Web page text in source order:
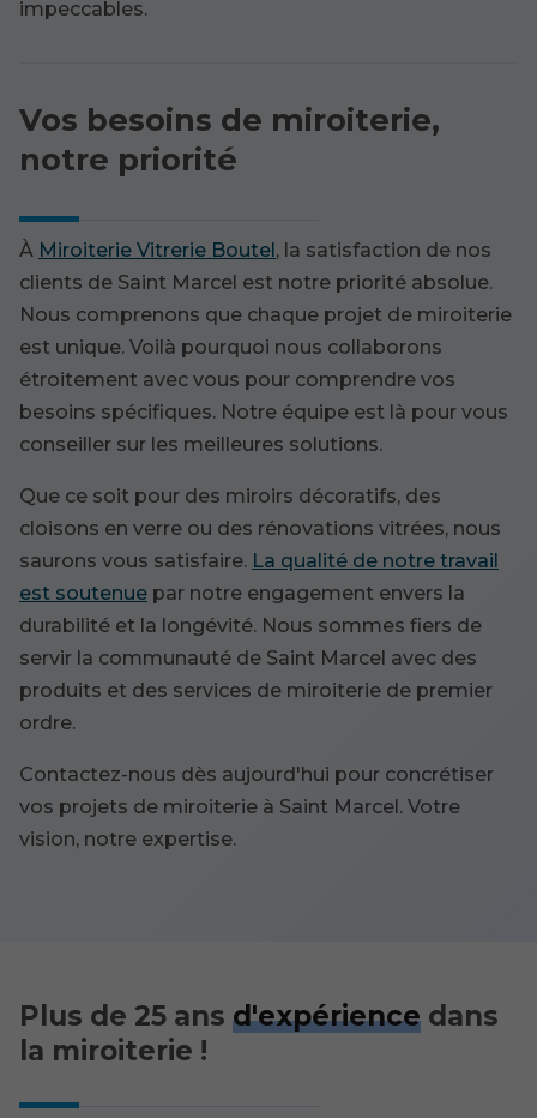
impeccables.
Vos besoins de miroiterie,
notre priorité
À Miroiterie Vitrerie Boutel , la satisfaction de nos
clients de Saint Marcel est notre priorité absolue.
Nous comprenons que chaque projet de miroiterie
est unique. Voilà pourquoi nous collaborons
étroitement avec vous pour comprendre vos
besoins spécifiques. Notre équipe est là pour vous
conseiller sur les meilleures solutions.
Que ce soit pour des miroirs décoratifs, des
cloisons en verre ou des rénovations vitrées, nous
saurons vous satisfaire. La qualité de notre travail
est soutenue par notre engagement envers la
durabilité et la longévité. Nous sommes fiers de
servir la communauté de Saint Marcel avec des
produits et des services de miroiterie de premier
ordre.
Contactez-nous dès aujourd'hui pour concrétiser
vos projets de miroiterie à Saint Marcel. Votre
vision, notre expertise.
Plus de 25 ans d'expérience dans
la miroiterie !